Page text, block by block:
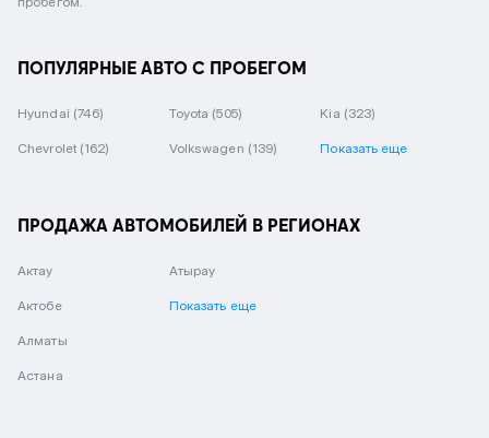
ПОПУЛЯРНЫЕ АВТО С ПРОБЕГОМ
Hyundai (746) Toyota (505) Kia (323)
Chevrolet (162) Volkswagen (139) Показать еще
ПРОДАЖА АВТОМОБИЛЕЙ В РЕГИОНАХ
Актау
Актобе
Алматы
Астана
Атырау
Показать еще